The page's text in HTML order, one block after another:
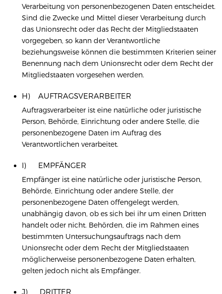
Verarbeitung von personenbezogenen Daten entscheidet.
Sind die Zwecke und Mittel dieser Verarbeitung durch
das Unionsrecht oder das Recht der Mitgliedstaaten
vorgegeben, so kann der Verantwortliche
beziehungsweise können die bestimmten Kriterien seiner
Benennung nach dem Unionsrecht oder dem Recht der
Mitgliedstaaten vorgesehen werden.
H) AUFTRAGSVERARBEITER
Auftragsverarbeiter ist eine natürliche oder juristische
Person, Behörde, Einrichtung oder andere Stelle, die
personenbezogene Daten im Auftrag des
Verantwortlichen verarbeitet.
I) EMPFÄNGER
Empfänger ist eine natürliche oder juristische Person,
Behörde, Einrichtung oder andere Stelle, der
personenbezogene Daten offengelegt werden,
unabhängig davon, ob es sich bei ihr um einen Dritten
handelt oder nicht. Behörden, die im Rahmen eines
bestimmten Untersuchungsauftrags nach dem
Unionsrecht oder dem Recht der Mitgliedstaaten
möglicherweise personenbezogene Daten erhalten,
gelten jedoch nicht als Empfänger.
J) DRITTER